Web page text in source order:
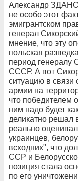
Александр
не особо этот
эмигрантском
генерал
мнение, что эту
польская
период генералу
СССР. А вот
ситуацию в связи
армии на
что победителем
ним надо будет
деликатно решал
реально
украинцев,
всходних", что
ССР и
позиция стала
по его